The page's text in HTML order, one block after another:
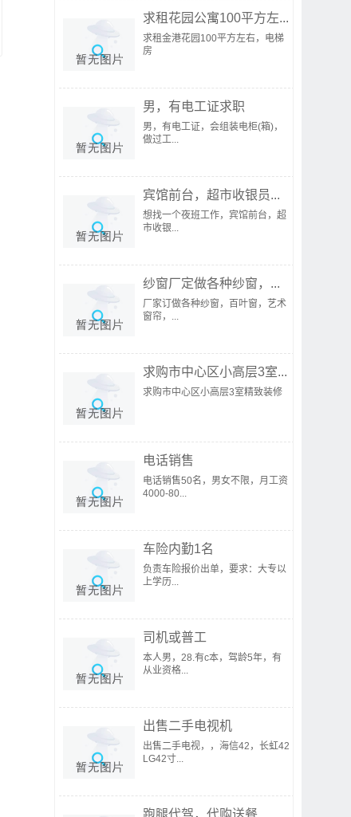
求租花园公寓100平方左...
求租金港花园100平方左右，电梯
房
男，有电工证求职
男，有电工证，会组装电柜(箱)，
做过工...
宾馆前台，超市收银员...
想找一个夜班工作，宾馆前台，超
市收银...
纱窗厂定做各种纱窗，...
厂家订做各种纱窗，百叶窗，艺术
窗帘，...
求购市中心区小高层3室...
求购市中心区小高层3室精致装修
电话销售
电话销售50名，男女不限，月工资
4000-80...
车险内勤1名
负责车险报价出单，要求：大专以
上学历...
司机或普工
本人男，28.有c本，驾龄5年，有
从业资格...
出售二手电视机
出售二手电视，，海信42，长虹42
LG42寸...
跑腿代驾，代购送餐